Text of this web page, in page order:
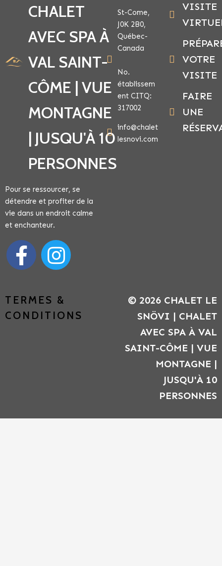
CHALET
AVEC SPA À
VAL SAINT-
CÔME | VUE
MONTAGNE
| JUSQU'À 10
PERSONNES
Pour se ressourcer, se
détendre et profiter de la
vie dans un endroit calme
et enchanteur.
St-Come,
J0K 2B0,
Québec-
Canada
No.
établissem
ent CITQ:
317002
info@chalet
lesnovi.com
VISITE
VOTRE
VISITE
FAIRE
UNE
TERMES &
CONDITIONS
© 2026 CHALET LE
SNÖVI | CHALET
AVEC SPA À VAL
SAINT-CÔME | VUE
MONTAGNE |
JUSQU'À 10
PERSONNES